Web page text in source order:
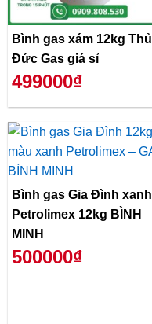
Bình gas xám 12kg Thủ
Đức Gas giá sỉ
499000₫
Bình gas Gia Đình xanh
Petrolimex 12kg BÌNH
MINH
500000₫